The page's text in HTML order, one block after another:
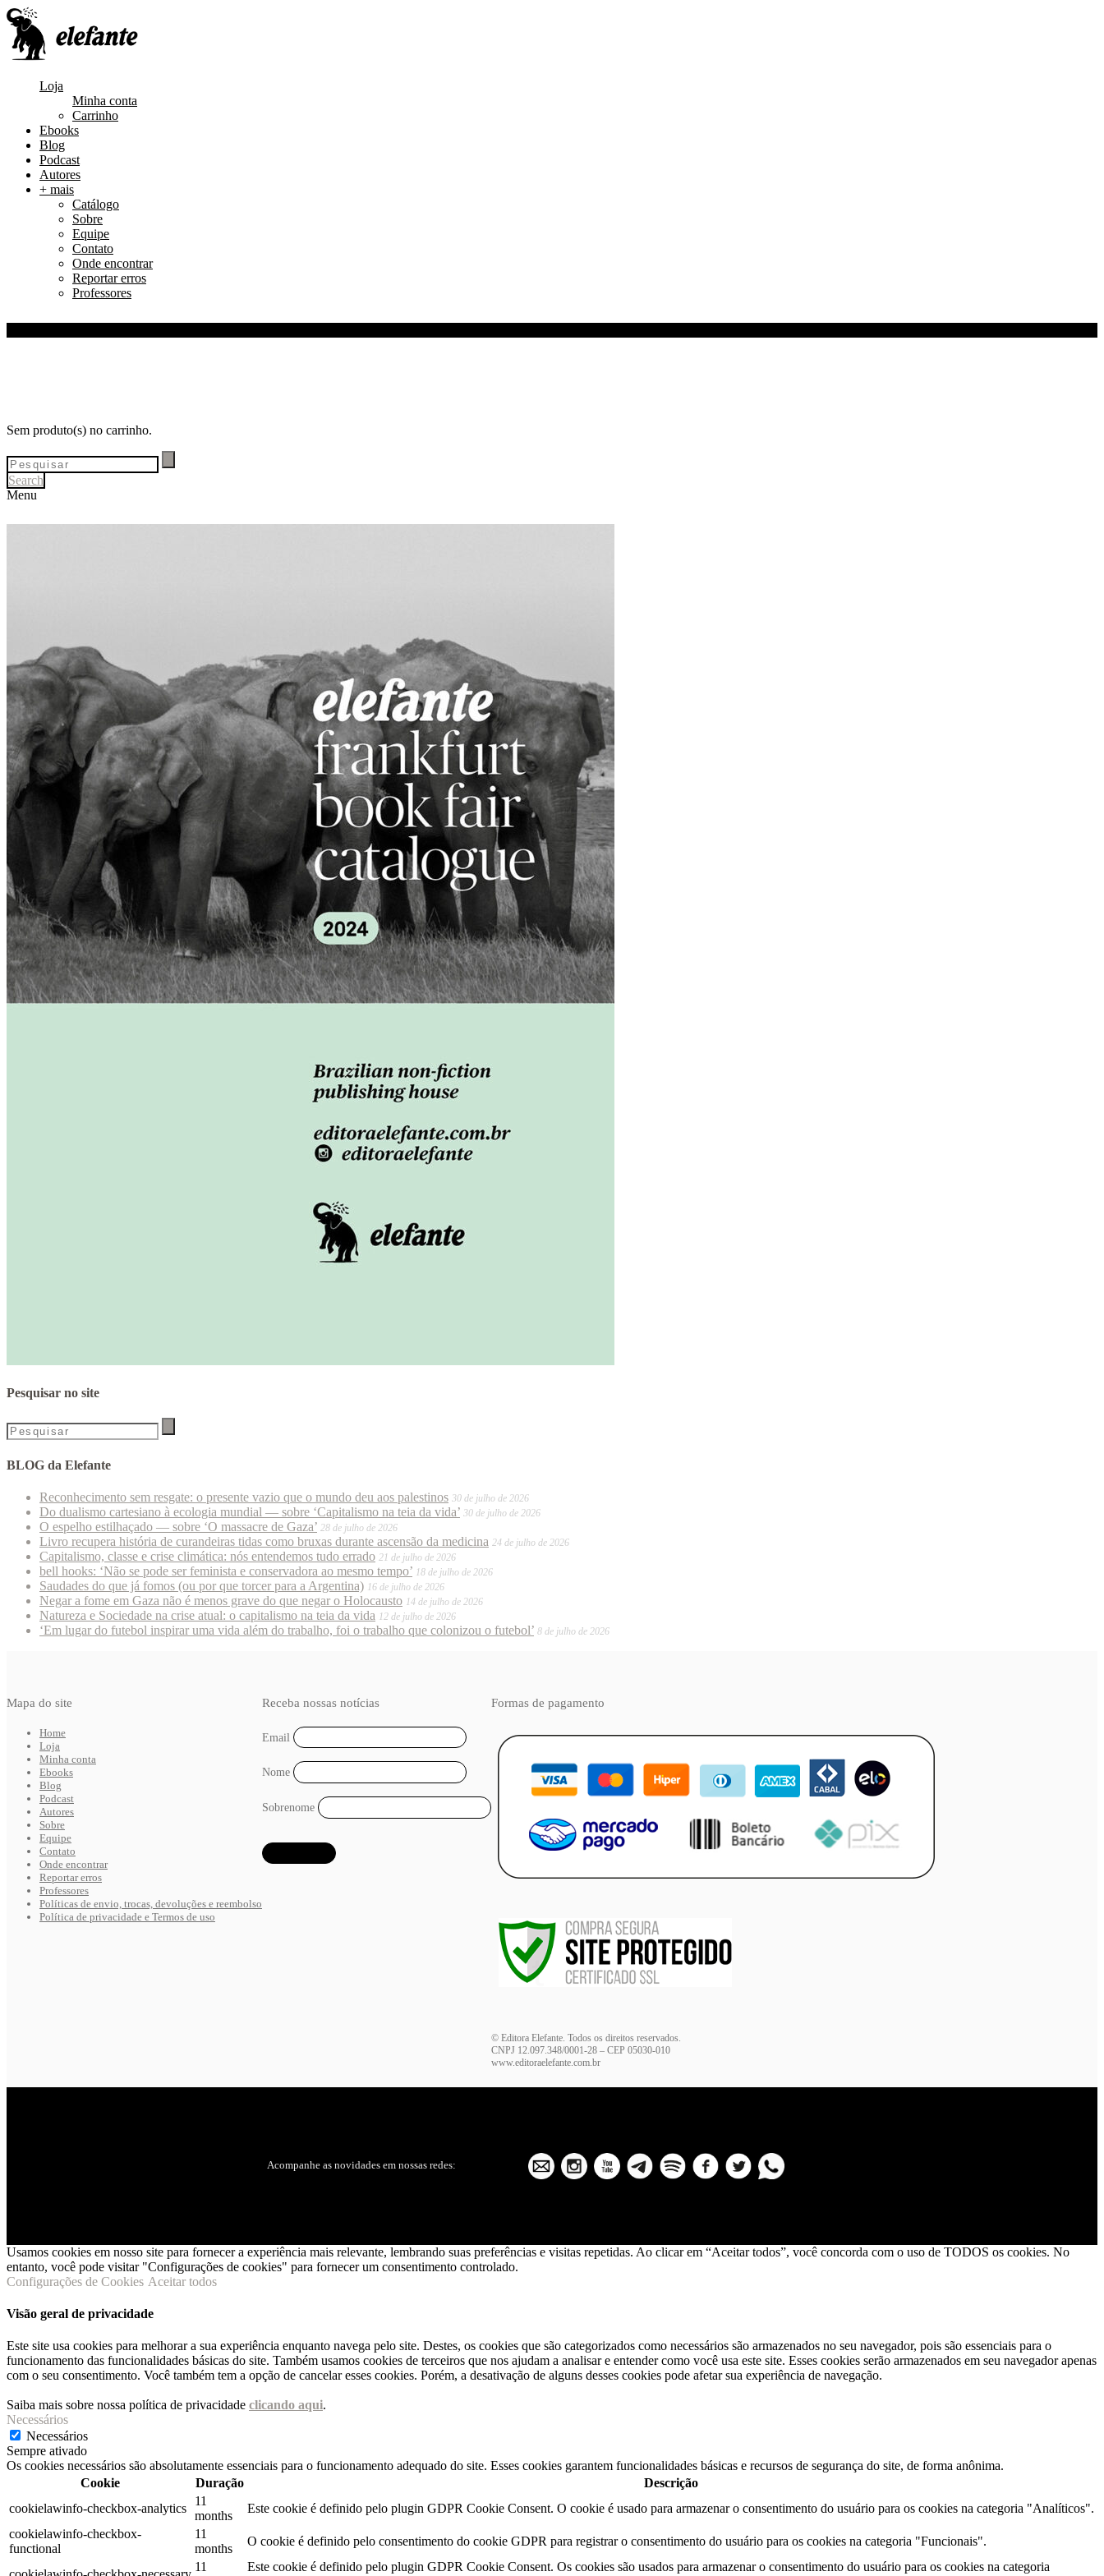
Loja
Minha conta
Carrinho
Ebooks
Blog
Podcast
Autores
+ mais
Catálogo
Sobre
Equipe
Contato
Onde encontrar
Reportar erros
Professores
Sem produto(s) no carrinho.
Search
Menu
Pesquisar no site
BLOG da Elefante
Reconhecimento sem resgate: o presente vazio que o mundo deu aos palestinos 30 de julho de 2026
Do dualismo cartesiano à ecologia mundial — sobre ‘Capitalismo na teia da vida’ 30 de julho de 2026
O espelho estilhaçado — sobre ‘O massacre de Gaza’ 28 de julho de 2026
Livro recupera história de curandeiras tidas como bruxas durante ascensão da medicina 24 de julho de 2026
Capitalismo, classe e crise climática: nós entendemos tudo errado 21 de julho de 2026
bell hooks: ‘Não se pode ser feminista e conservadora ao mesmo tempo’ 18 de julho de 2026
Saudades do que já fomos (ou por que torcer para a Argentina) 16 de julho de 2026
Negar a fome em Gaza não é menos grave do que negar o Holocausto 14 de julho de 2026
Natureza e Sociedade na crise atual: o capitalismo na teia da vida 12 de julho de 2026
‘Em lugar do futebol inspirar uma vida além do trabalho, foi o trabalho que colonizou o futebol’ 8 de julho de 2026
Mapa do site
Home
Loja
Minha conta
Ebooks
Blog
Podcast
Autores
Sobre
Equipe
Contato
Onde encontrar
Reportar erros
Professores
Políticas de envio, trocas, devoluções e reembolso
Política de privacidade e Termos de uso
Receba nossas notícias
Email
Nome
Sobrenome
Formas de pagamento
© Editora Elefante. Todos os direitos reservados.
CNPJ 12.097.348/0001-28 – CEP 05030-010
www.editoraelefante.com.br
Acompanhe as novidades em nossas redes:
Usamos cookies em nosso site para fornecer a experiência mais relevante, lembrando suas preferências e visitas repetidas. Ao clicar em “Aceitar todos”, você concorda com o uso de TODOS os cookies. No
entanto, você pode visitar "Configurações de cookies" para fornecer um consentimento controlado.
Configurações de Cookies Aceitar todos
Visão geral de privacidade
Este site usa cookies para melhorar a sua experiência enquanto navega pelo site. Destes, os cookies que são categorizados como necessários são armazenados no seu navegador, pois são essenciais para o
funcionamento das funcionalidades básicas do site. Também usamos cookies de terceiros que nos ajudam a analisar e entender como você usa este site. Esses cookies serão armazenados em seu navegador apenas
com o seu consentimento. Você também tem a opção de cancelar esses cookies. Porém, a desativação de alguns desses cookies pode afetar sua experiência de navegação.
Saiba mais sobre nossa política de privacidade clicando aqui.
Necessários
Necessários
Sempre ativado
Os cookies necessários são absolutamente essenciais para o funcionamento adequado do site. Esses cookies garantem funcionalidades básicas e recursos de segurança do site, de forma anônima.
Cookie
Duração
Descrição
cookielawinfo-checkbox-analytics
11
months
Este cookie é definido pelo plugin GDPR Cookie Consent. O cookie é usado para armazenar o consentimento do usuário para os cookies na categoria "Analíticos".
cookielawinfo-checkbox-
functional
11
months
O cookie é definido pelo consentimento do cookie GDPR para registrar o consentimento do usuário para os cookies na categoria "Funcionais".
11
Este cookie é definido pelo plugin GDPR Cookie Consent. Os cookies são usados ​​para armazenar o consentimento do usuário para os cookies na categoria